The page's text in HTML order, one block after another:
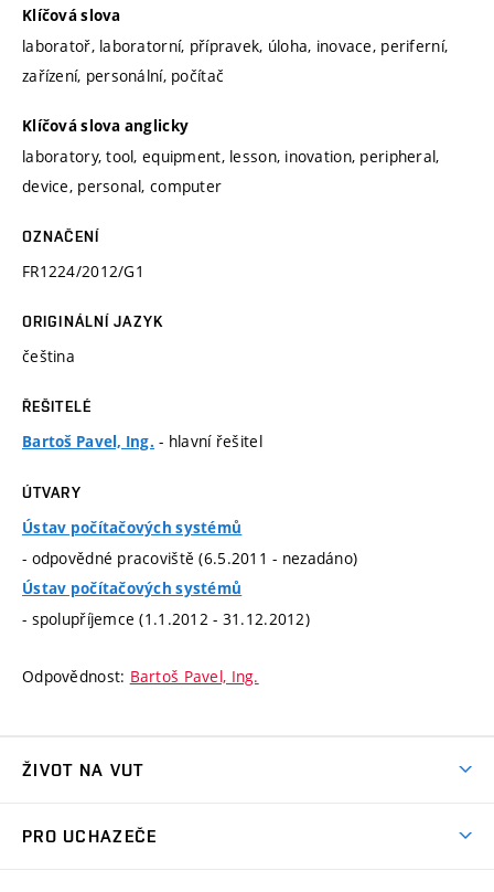
Klíčová slova
laboratoř, laboratorní, přípravek, úloha, inovace, periferní,
zařízení, personální, počítač
Klíčová slova anglicky
laboratory, tool, equipment, lesson, inovation, peripheral,
device, personal, computer
OZNAČENÍ
FR1224/2012/G1
ORIGINÁLNÍ JAZYK
čeština
ŘEŠITELÉ
Bartoš Pavel, Ing. - hlavní řešitel
ÚTVARY
Ústav počítačových systémů
- odpovědné pracoviště (6.5.2011 - nezadáno)
Ústav počítačových systémů
- spolupříjemce (1.1.2012 - 31.12.2012)
Odpovědnost: Bartoš Pavel, Ing.
ŽIVOT NA VUT
PRO UCHAZEČE